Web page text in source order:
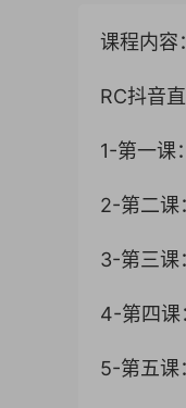
课程内容：
RC抖音
1-第一课
2-第二课
3-第三课
4-第四课
5-第五课